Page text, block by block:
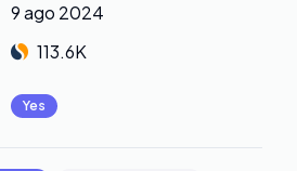
9 ago 2024
113.6K
Yes